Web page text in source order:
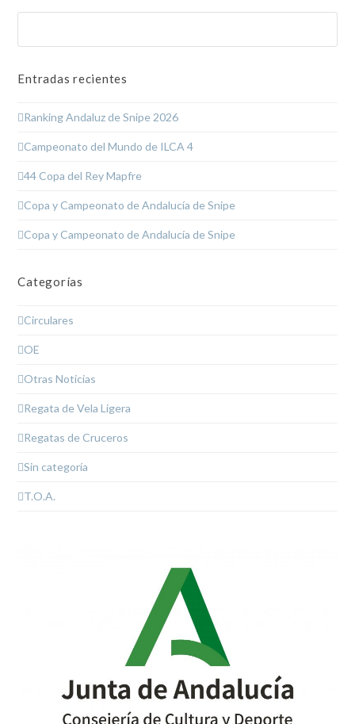
Entradas recientes
Ranking Andaluz de Snipe 2026
Campeonato del Mundo de ILCA 4
44 Copa del Rey Mapfre
Copa y Campeonato de Andalucía de Snipe
Copa y Campeonato de Andalucía de Snipe
Categorías
Circulares
OE
Otras Noticias
Regata de Vela Ligera
Regatas de Cruceros
Sin categoría
T.O.A.